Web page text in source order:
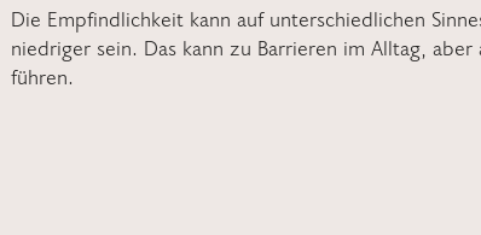
Die Empfindlichkeit kann auf unterschiedlichen
niedriger sein. Das kann zu Barrieren im Alltag,
führen.